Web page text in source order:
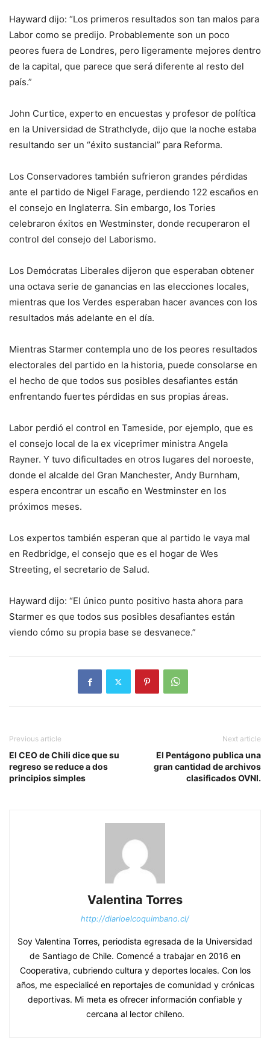
Hayward dijo: “Los primeros resultados son tan malos para
Labor como se predijo. Probablemente son un poco
peores fuera de Londres, pero ligeramente mejores dentro
de la capital, que parece que será diferente al resto del
país.”
John Curtice, experto en encuestas y profesor de política
en la Universidad de Strathclyde, dijo que la noche estaba
resultando ser un “éxito sustancial” para Reforma.
Los Conservadores también sufrieron grandes pérdidas
ante el partido de Nigel Farage, perdiendo 122 escaños en
el consejo en Inglaterra. Sin embargo, los Tories
celebraron éxitos en Westminster, donde recuperaron el
control del consejo del Laborismo.
Los Demócratas Liberales dijeron que esperaban obtener
una octava serie de ganancias en las elecciones locales,
mientras que los Verdes esperaban hacer avances con los
resultados más adelante en el día.
Mientras Starmer contempla uno de los peores resultados
electorales del partido en la historia, puede consolarse en
el hecho de que todos sus posibles desafiantes están
enfrentando fuertes pérdidas en sus propias áreas.
Labor perdió el control en Tameside, por ejemplo, que es
el consejo local de la ex viceprimer ministra Angela
Rayner. Y tuvo dificultades en otros lugares del noroeste,
donde el alcalde del Gran Manchester, Andy Burnham,
espera encontrar un escaño en Westminster en los
próximos meses.
Los expertos también esperan que al partido le vaya mal
en Redbridge, el consejo que es el hogar de Wes
Streeting, el secretario de Salud.
Hayward dijo: “El único punto positivo hasta ahora para
Starmer es que todos sus posibles desafiantes están
viendo cómo su propia base se desvanece.”
Previous article
El CEO de Chili dice que su
regreso se reduce a dos
principios simples
Next article
El Pentágono publica una
gran cantidad de archivos
clasificados OVNI.
Valentina Torres
http://diarioelcoquimbano.cl/
Soy Valentina Torres, periodista egresada de la Universidad
de Santiago de Chile. Comencé a trabajar en 2016 en
Cooperativa, cubriendo cultura y deportes locales. Con los
años, me especialicé en reportajes de comunidad y crónicas
deportivas. Mi meta es ofrecer información confiable y
cercana al lector chileno.